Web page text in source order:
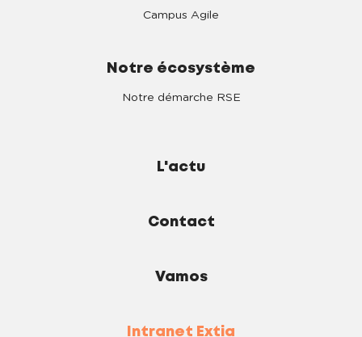
Campus Agile
Notre écosystème
Notre démarche RSE
L'actu
Contact
Vamos
Intranet Extia